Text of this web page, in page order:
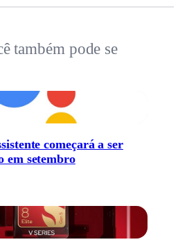
também pode se
começará a ser
em setembro